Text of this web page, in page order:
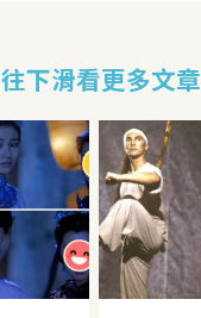
往下滑看更多文章